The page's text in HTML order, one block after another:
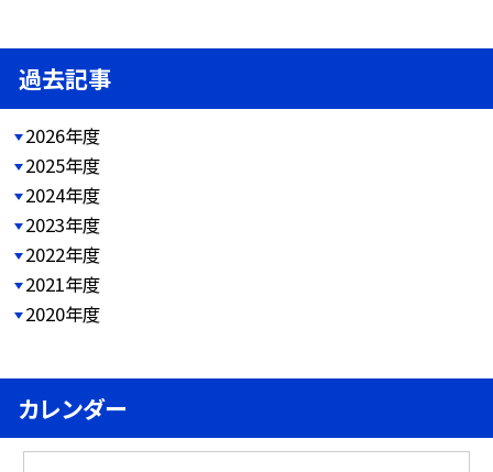
過去記事
2026年度
2025年度
2024年度
2023年度
2022年度
2021年度
2020年度
カレンダー